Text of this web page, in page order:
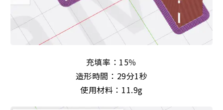
充填率：15％
造形時間：29分1秒
使用材料：11.9g